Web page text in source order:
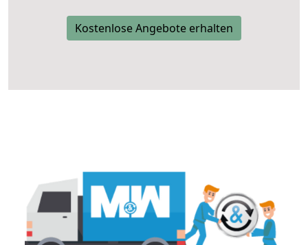
Kostenlose Angebote erhalten